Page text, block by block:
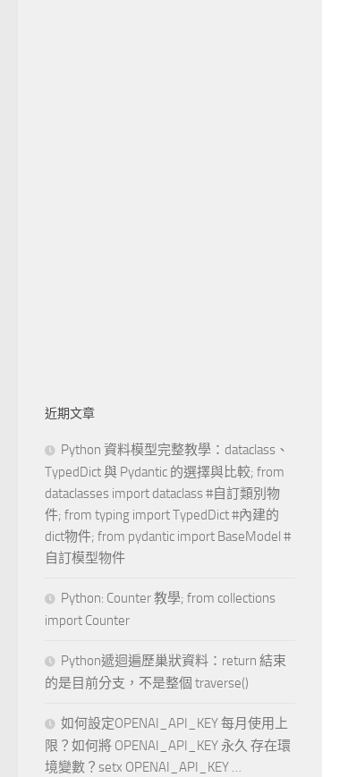
近期文章
Python 資料模型完整教學：dataclass、
TypedDict 與 Pydantic 的選擇與比較; from
dataclasses import dataclass #自訂類別物
件; from typing import TypedDict #內建的
dict物件; from pydantic import BaseModel #
自訂模型物件
Python: Counter 教學; from collections
import Counter
Python遞迴遍歷巢狀資料：return 結束
的是目前分支，不是整個 traverse()
如何設定OPENAI_API_KEY 每月使用上
限？如何將 OPENAI_API_KEY 永久 存在環
境變數？setx OPENAI_API_KEY …